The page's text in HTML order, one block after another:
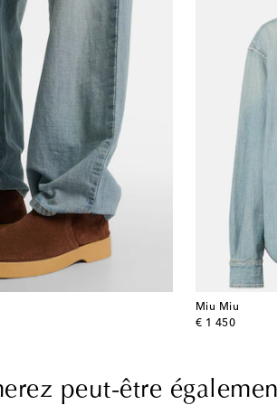
Miu Miu
€ 1 450
original price
peut-être